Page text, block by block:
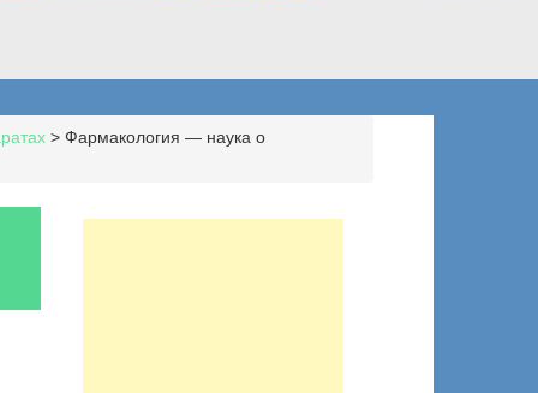
> Фармакология — наука о